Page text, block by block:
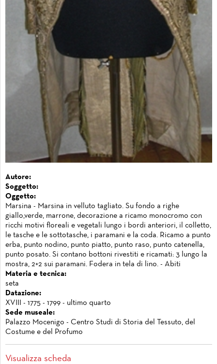
Autore:
Soggetto:
Oggetto:
Marsina - Marsina in velluto tagliato. Su fondo a righe
giallo,verde, marrone, decorazione a ricamo monocromo con
ricchi motivi floreali e vegetali lungo i bordi anteriori, il colletto,
le tasche e le sottotasche, i paramani e la coda. Ricamo a punto
erba, punto nodino, punto piatto, punto raso, punto catenella,
punto posato. Si contano bottoni rivestiti e ricamati: 3 lungo la
mostra, 2+2 sui paramani. Fodera in tela di lino. - Abiti
Materia e tecnica:
seta
Datazione:
XVIII - 1775 - 1799 - ultimo quarto
Sede museale:
Palazzo Mocenigo - Centro Studi di Storia del Tessuto, del
Costume e del Profumo
Visualizza scheda